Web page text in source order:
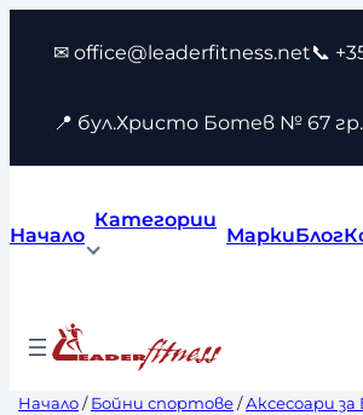
съдържанието
✉ office@leaderfitness.net📞
📍 бул.Христо Ботев № 67
Начало
Категории
МаркиБлог
Начало/Бойни спортове/Аксесоари за